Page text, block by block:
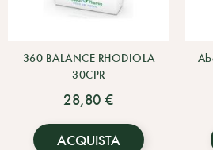
360 BALANCE RHODIOLA
30CPR
28,80 €
ACQUISTA